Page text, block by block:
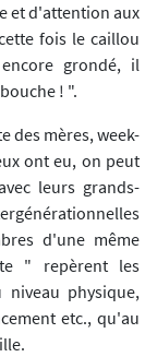
et d'attention aux
fois le caillou
grondé, il
! ".
des mères, week-
ont eu, on peut
leurs grands-
d'une même
" repèrent les
niveau physique,
etc., qu'au